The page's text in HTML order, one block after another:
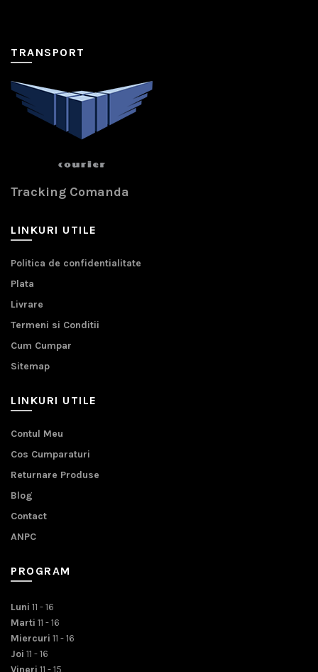
TRANSPORT
Tracking Comanda
LINKURI UTILE
Politica de confidentialitate
Plata
Livrare
Termeni si Conditii
Cum Cumpar
Sitemap
LINKURI UTILE
Contul Meu
Cos Cumparaturi
Returnare Produse
Blog
Contact
ANPC
PROGRAM
Luni 11 - 16
Marti 11 - 16
Miercuri 11 - 16
Joi 11 - 16
Vineri 11 - 15